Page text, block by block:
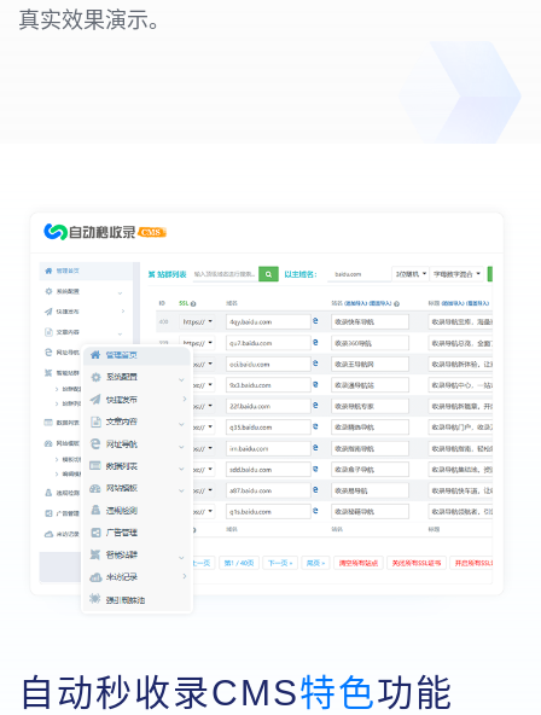
真实效果演示。
自动秒收录CMS特色功能